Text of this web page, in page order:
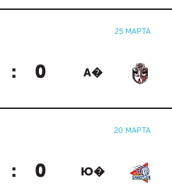
25 МАРТА
: 0 А�
20 МАРТА
: 0 Ю�